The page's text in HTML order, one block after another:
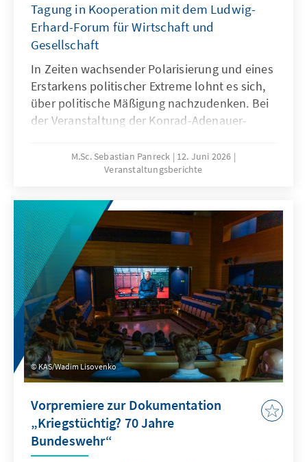
Tagung in Kooperation mit dem Ludwig-
Erhard-Forum für Wirtschaft und
Gesellschaft
In Zeiten wachsender Polarisierung und eines
Erstarkens politischer Extreme lohnt es sich,
über politische Mäßigung nachzudenken. Bei
der Veranstaltung der Konrad-Adenauer-
Wirtschaft und Gesellschaft diskutierten
Expertinnen und Experten historische
wirtschaftliche Dimensionen der Mäßigung.
Die Vorträge und Podiumsgespräche zeigten:
Mäßigung ist keine Schwäche, sondern eine
reflektierte ethische Haltung, die für stabile
Demokratien und eine handlungsfähige Mitte
unverzichtbar ist.
M.Sc. Sebastian Panreck
12. Juni 2026
Veranstaltungsberichte
KAS/Wadim Lisovenko
Vorpremiere zur Dokumentation
„Kriegstüchtig? 70 Jahre
Bundeswehr“